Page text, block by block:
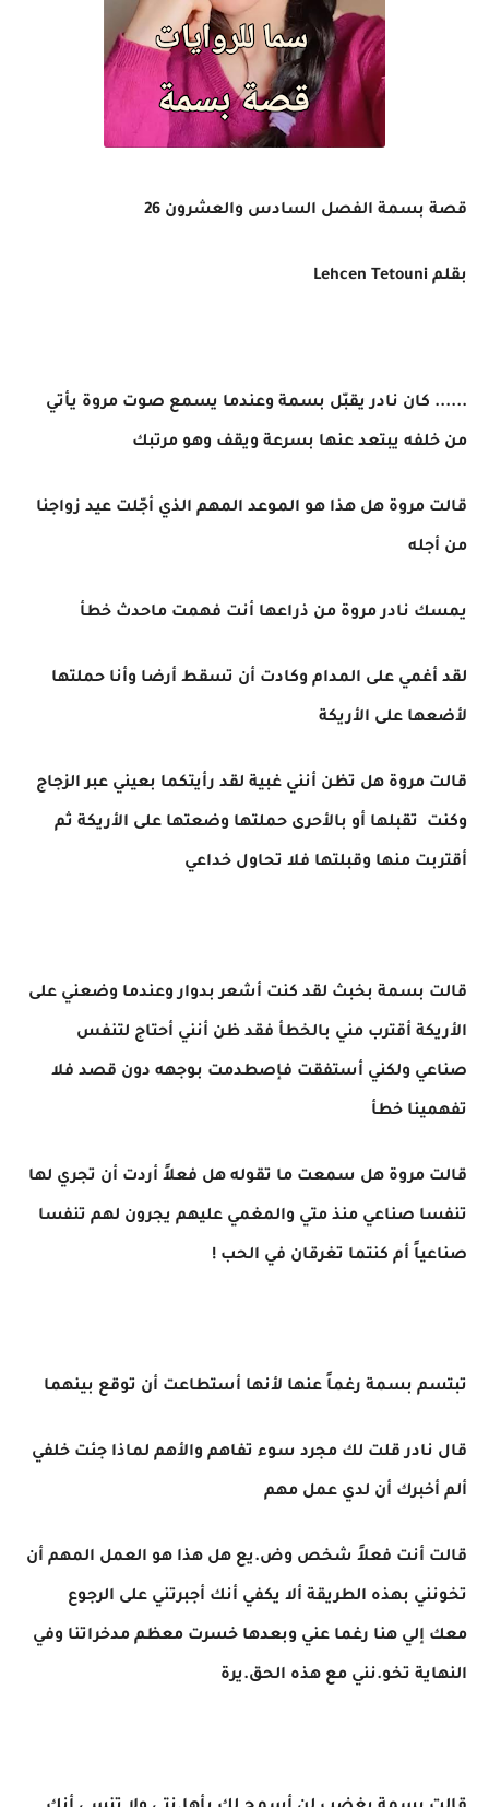
قصة بسمة الفصل السادس والعشرون 26
بقلم Lehcen Tetouni
...... كان نادر يقبّل بسمة وعندما يسمع صوت مروة يأتي
من خلفه يبتعد عنها بسرعة ويقف وهو مرتبك
قالت مروة هل هذا هو الموعد المهم الذي أجّلت عيد زواجنا
من أجله
يمسك نادر مروة من ذراعها أنت فهمت ماحدث خطأ
لقد أغمي على المدام وكادت أن تسقط أرضا وأنا حملتها
لأضعها على الأريكة
قالت مروة هل تظن أنني غبية لقد رأيتكما بعيني عبر الزجاج
وكنت تقبلها أو بالأحرى حملتها وضعتها على الأريكة ثم
أقتربت منها وقبلتها فلا تحاول خداعي
قالت بسمة بخبث لقد كنت أشعر بدوار وعندما وضعني على
الأريكة أقترب مني بالخطأ فقد ظن أنني أحتاج لتنفس
صناعي ولكني أستفقت فإصطدمت بوجهه دون قصد فلا
تفهمينا خطأ
قالت مروة هل سمعت ما تقوله هل فعلاً أردت أن تجري لها
تنفسا صناعي منذ متي والمغمي عليهم يجرون لهم تنفسا
صناعياً أم كنتما تغرقان في الحب !
تبتسم بسمة رغماً عنها لأنها أستطاعت أن توقع بينهما
قال نادر قلت لك مجرد سوء تفاهم والأهم لماذا جئت خلفي
ألم أخبرك أن لدي عمل مهم
قالت أنت فعلاً شخص وض.يع هل هذا هو العمل المهم أن
تخونني بهذه الطريقة ألا يكفي أنك أجبرتني على الرجوع
معك إلي هنا رغما عني وبعدها خسرت معظم مدخراتنا وفي
النهاية تخو.نني مع هذه الحق.يرة